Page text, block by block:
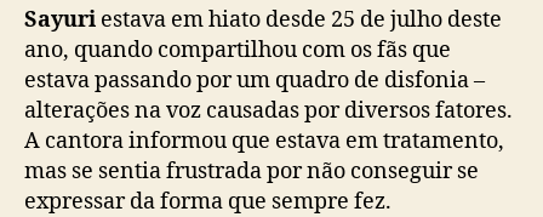
a
m
r
t
e
d
a
Sayuri estava em hiato desde 25 de julho deste
ano, quando compartilhou com os fãs que
estava passando por um quadro de disfonia –
alterações na voz causadas por diversos fatores.
A cantora informou que estava em tratamento,
mas se sentia frustrada por não conseguir se
expressar da forma que sempre fez.